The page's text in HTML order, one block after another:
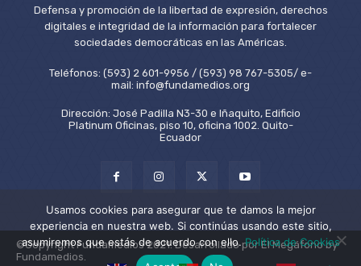
Defensa y promoción de la libertad de expresión, derechos
digitales e integridad de la información para fortalecer
sociedades democráticas en las Américas.
Teléfonos: (593) 2 601-9956 / (593) 98 767-5305/ e-
mail: info@fundamedios.org
Dirección: José Padilla N3-30 e Iñaquito, Edificio
Platinum Oficinas, piso 10, oficina 1002. Quito-
Ecuador
©Copyright Fundamedios 2021. Desarrollado por El Megáfono by
Fundamedios.
Usamos cookies para asegurar que te damos la mejor
experiencia en nuestra web. Si continúas usando este sitio,
asumiremos que estás de acuerdo con ello.Política de Cookies